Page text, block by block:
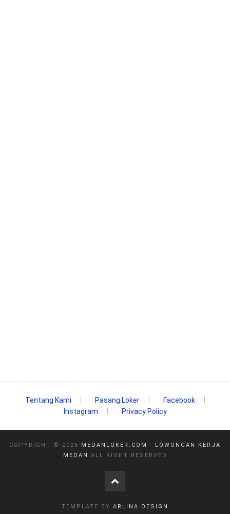
Tentang Kami Pasang Loker
Facebook
Instagram
Privacy Policy
COPYRIGHT © 2026
MEDANLOKER.COM - LOWONGAN KERJA
MEDAN
ALL RIGHT RESERVED
TEMPLATE BY ARLINA DESIGN